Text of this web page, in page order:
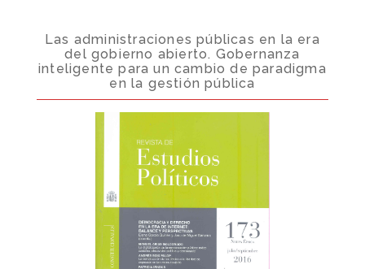
Las administraciones públicas en la era
del gobierno abierto. Gobernanza
inteligente para un cambio de paradigma
en la gestión pública